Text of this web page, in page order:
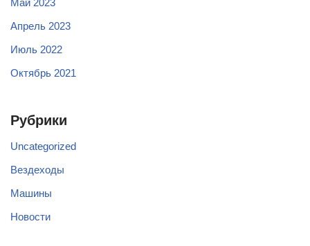
Май 2023
Апрель 2023
Июль 2022
Октябрь 2021
Рубрики
Uncategorized
Вездеходы
Машины
Новости